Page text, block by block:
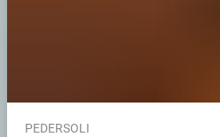
PEDERSOLI